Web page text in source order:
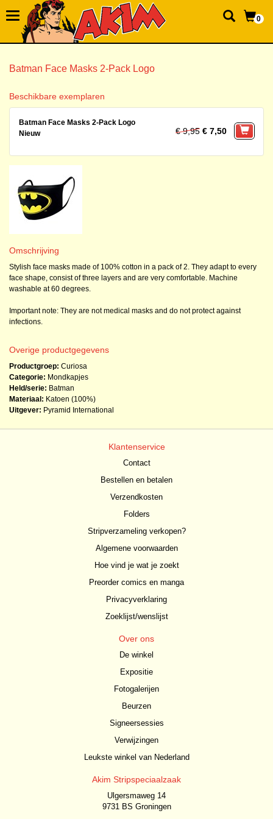
0
Batman Face Masks 2-Pack Logo
Beschikbare exemplaren
Batman Face Masks 2-Pack Logo
Nieuw
€ 9,95 € 7,50
Omschrijving
Stylish face masks made of 100% cotton in a pack of 2. They adapt to every
face shape, consist of three layers and are very comfortable. Machine
washable at 60 degrees.
Important note: They are not medical masks and do not protect against
infections.
Overige productgegevens
Productgroep: Curiosa
Categorie: Mondkapjes
Held/serie: Batman
Materiaal: Katoen (100%)
Uitgever: Pyramid International
Klantenservice
Contact
Bestellen en betalen
Verzendkosten
Folders
Stripverzameling verkopen?
Algemene voorwaarden
Hoe vind je wat je zoekt
Preorder comics en manga
Privacyverklaring
Zoeklijst/wenslijst
Over ons
De winkel
Expositie
Fotogalerijen
Beurzen
Signeersessies
Verwijzingen
Leukste winkel van Nederland
Akim Stripspeciaalzaak
Ulgersmaweg 14
9731 BS Groningen